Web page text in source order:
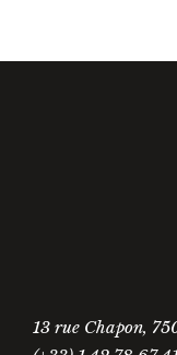
13 rue Chapon,